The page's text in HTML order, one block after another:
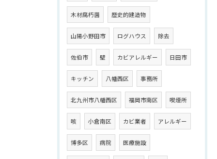
木材腐朽菌 歴史的建造物
山陽小野田市 ログハウス 除去
佐伯市 壁 カビアレルギー 日田市
キッチン 八幡西区 事務所
北九州市八幡西区 福岡市南区 喫煙所
咳 小倉南区 カビ業者 アレルギー
博多区 病院 医療施設